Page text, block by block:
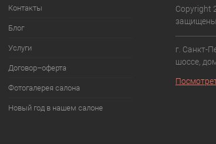
Контакты
Блог
Услуги
Договор–оферта
Фотогалерея салона
Новый год в нашем салоне
Copyright
г. Санкт-
шоссе,